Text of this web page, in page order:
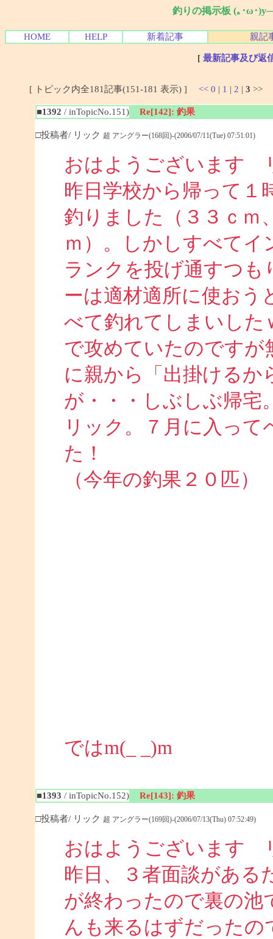
釣りの掲示板 (｡･ω･
HOME HELP 新着記事 親記
[ 最新記事及び返
[ トピック内全181記事(151-181 表示) ] << 0 | 1 | 2 | 3 >>
■1392 / inTopicNo.151) Re[142]: 釣果
□投稿者/ リック 超 アングラー(168回)-(2006/07/11(Tue) 07:51:01)
おはようございます
昨日学校から帰って１
釣りました（３３ｃｍ
ｍ）。しかしすべて
ランクを投げ通すつ
ーは適材適所に使おう
べて釣れてしまいした
で攻めていたのですが
に親から「出掛けるか
が・・・しぶしぶ帰宅
リック。７月に入っ
た！
（今年の釣果２０匹）
ではm(_ _)m
■1393 / inTopicNo.152) Re[143]: 釣果
□投稿者/ リック 超 アングラー(169回)-(2006/07/13(Thu) 07:52:49)
おはようございます
昨日、３者面談がある
が終わったので裏の池
んも来るはずだったの